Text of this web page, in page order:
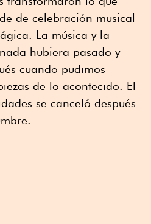
de celebración musical
La música y la
hubiera pasado y
cuando pudimos
de lo acontecido. El
se canceló después